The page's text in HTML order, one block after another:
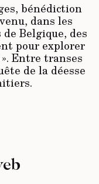
bénédiction
dans les
Belgique, des
pour explorer
Entre transes
de la déesse